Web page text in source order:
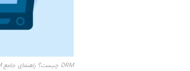
DRM چیست؟ راهنمای جامع DRM به زبان ساده